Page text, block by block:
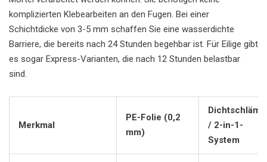
komplizierten Klebearbeiten an den Fugen. Bei einer
Schichtdicke von 3-5 mm schaffen Sie eine wasserdichte
Barriere, die bereits nach 24 Stunden begehbar ist. Für Eilige gibt
es sogar Express-Varianten, die nach 12 Stunden belastbar
sind.
Merkmal
PE-Folie (0,2
mm)
/ 2-in-1-
System